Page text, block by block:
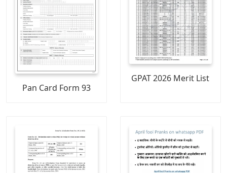
Pan Card Form 93
GPAT 2026 Merit List